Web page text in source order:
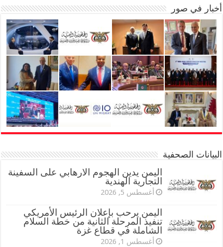
أخبار في صور
البيانات الصحفية
اليمن يدين الهجوم الارهابي على السفينة
التجارية الهندية
أغسطس 5, 2026
اليمن يرحب بإعلان الرئيس الأمريكي
تنفيذ المرحلة الثانية من خطة السلام
الشاملة في قطاع غزة
أغسطس 1, 2026